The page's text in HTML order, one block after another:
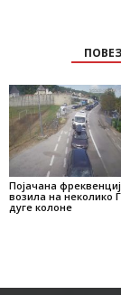
Појачана
возила на неколико
дуге колоне